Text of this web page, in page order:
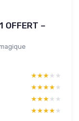
–
★★★★★
★★★★★
★★★★★
★★★★★
★★★★★
★★★★★
★★★★★
★★★★★